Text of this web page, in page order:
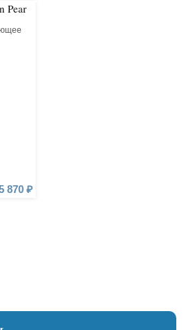
Pear
870 ₽